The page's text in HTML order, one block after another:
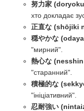
努力家
хто докладає
正直な (shōjiki
穏やかな
"мирний".
熱心な
"старанний".
積極的な
"ініціативний".
忍耐強い